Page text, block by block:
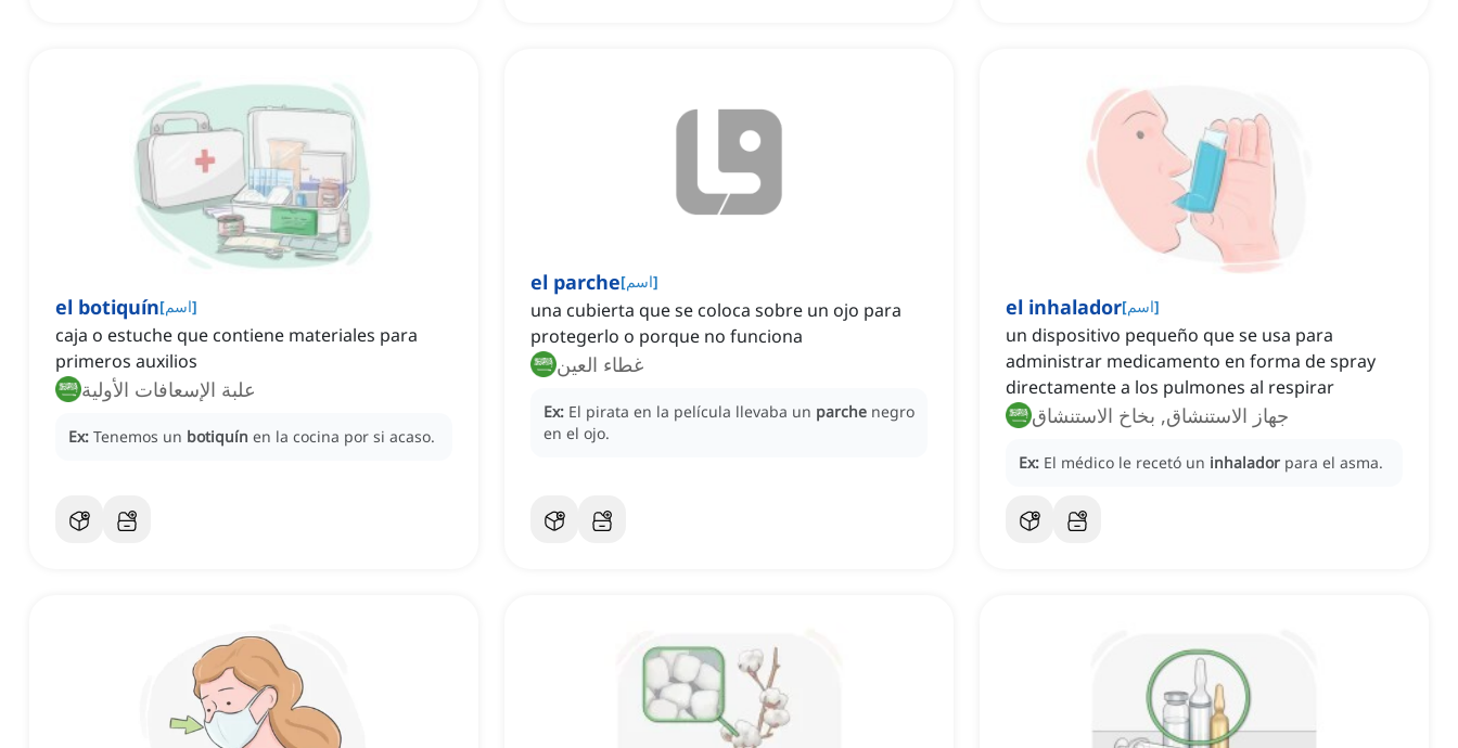
el botiquín[اسم]
caja o estuche que contiene materiales para
primeros auxilios
علبة الإسعافات الأولية
Ex: Tenemos un botiquín en la cocina por si acaso.
el parche[اسم]
una cubierta que se coloca sobre un ojo para
protegerlo o porque no funciona
غطاء العين
Ex: El pirata en la película llevaba un parche negro
en el ojo.
el inhalador[اسم]
un dispositivo pequeño que se usa para
administrar medicamento en forma de spray
directamente a los pulmones al respirar
جهاز الاستنشاق, بخاخ الاستنشاق
Ex: El médico le recetó un inhalador para el asma.